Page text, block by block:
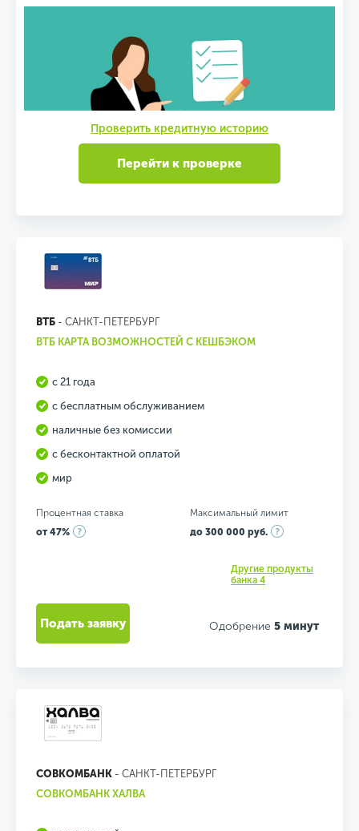
Проверить кредитную историю
Перейти к проверке
ВТБ - САНКТ-ПЕТЕРБУРГ
ВТБ КАРТА ВОЗМОЖНОСТЕЙ С КЕШБЭКОМ
с 21 года
с бесплатным обслуживанием
наличные без комиссии
с бесконтактной оплатой
мир
Процентная ставка
от 47%
Максимальный лимит
до 300 000 руб.
Другие продукты
банка 4
Одобрение 5 минут
Подать заявку
СОВКОМБАНК - САНКТ-ПЕТЕРБУРГ
СОВКОМБАНК ХАЛВА